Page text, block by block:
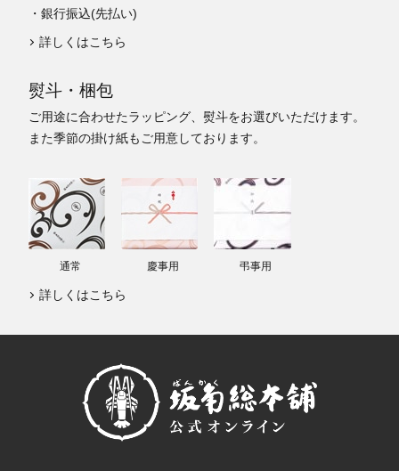
・銀行振込(先払い)
詳しくはこちら
熨斗・梱包
ご用途に合わせたラッピング、熨斗をお選びいただけます。
また季節の掛け紙もご用意しております。
通常 慶事用 弔事用
詳しくはこちら